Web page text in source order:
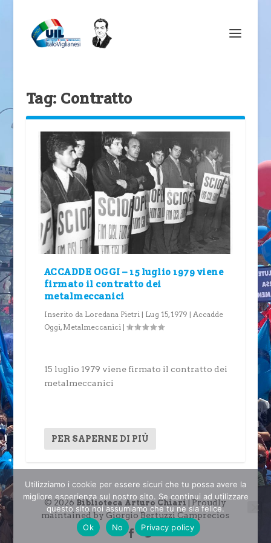
Tag: Contratto
ACCADDE OGGI – 15 luglio 1979 viene
firmato il contratto dei
metalmeccanici
Inserito da Loredana Pietri| Lug 15, 1979 | Accadde
Oggi, Metalmeccanici|
15 luglio 1979 viene firmato il contratto dei
metalmeccanici
PER SAPERNE DI PIÙ
© 2026 Biblioteca Arturo Chiari| Proudly
maintained by Giorgio Bertuzzi Camprecios
Utilizziamo i cookie per essere sicuri che tu possa avere la
migliore esperienza sul nostro sito. Se continui ad utilizzare
questo sito noi assumiamo che tu ne sia felice.
Ok
No Privacy policy